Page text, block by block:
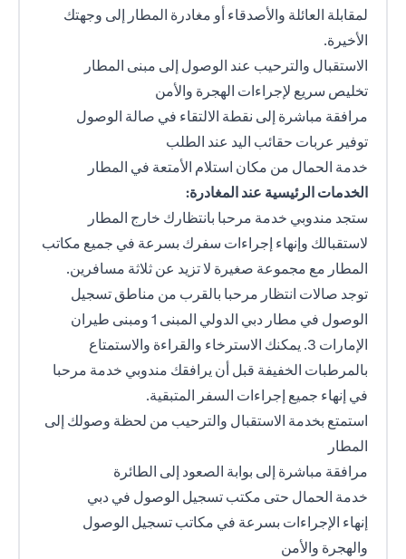
لمقابلة العائلة والأصدقاء أو مغادرة المطار إلى وجهتك
الأخيرة.
الاستقبال والترحيب عند الوصول إلى مبنى المطار
تخليص سريع لإجراءات الهجرة والأمن
مرافقة مباشرة إلى نقطة الالتقاء في صالة الوصول
توفير عربات حقائب اليد عند الطلب
خدمة الحمال من مكان استلام الأمتعة في المطار
الخدمات الرئيسية عند المغادرة:
ستجد مندوبي خدمة مرحبا بانتظارك خارج المطار
لاستقبالك وإنهاء إجراءات سفرك بسرعة في جميع مكاتب
المطار مع مجموعة صغيرة لا تزيد عن ثلاثة مسافرين.
توجد صالات انتظار مرحبا بالقرب من مناطق تسجيل
الوصول في مطار دبي الدولي المبنى 1 ومبنى طيران
الإمارات 3. يمكنك الاسترخاء والقراءة والاستمتاع
بالمرطبات الخفيفة قبل أن يرافقك مندوبي خدمة مرحبا
في إنهاء جميع إجراءات السفر المتبقية.
استمتع بخدمة الاستقبال والترحيب من لحظة وصولك إلى
المطار
مرافقة مباشرة إلى بوابة الصعود إلى الطائرة
خدمة الحمال حتى مكتب تسجيل الوصول في دبي
إنهاء الإجراءات بسرعة في مكاتب تسجيل الوصول
والهجرة والأمن